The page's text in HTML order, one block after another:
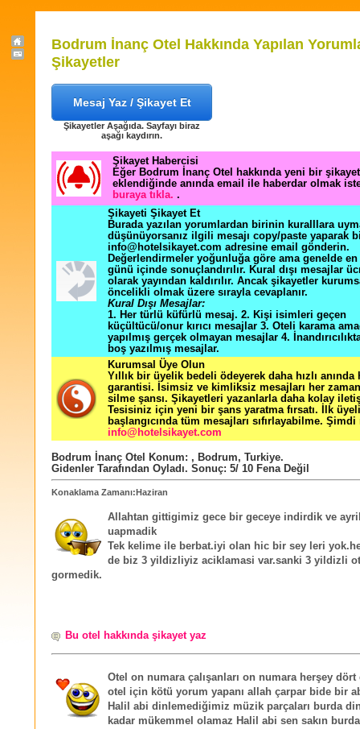
Bodrum İnanç Otel Hakkında Yapılan
Şikayetler
Mesaj Yaz / Şikayet Et
Şikayetler Aşağıda. Sayfayı biraz
aşağı kaydırın.
Şikayet Habercisi
Eğer Bodrum İnanç Otel hakkında yeni bir
eklendiğinde anında email ile haberdar olmak
buraya tıkla. .
Şikayeti Şikayet Et
Burada yazılan yorumlardan birinin kuralllara
düşünüyorsanız ilgili mesajı copy/paste yaparak
info@hotelsikayet.com adresine email gönderin.
Değerlendirmeler yoğunluğa göre ama genelde
günü içinde sonuçlandırılır. Kural dışı mesajlar
olarak yayından kaldırılır. Ancak şikayetler
öncelikli olmak üzere sırayla cevaplanır.
Kural Dışı Mesajlar:
1. Her türlü küfürlü mesaj. 2. Kişi isimleri geçen
küçültücü/onur kırıcı mesajlar 3. Oteli karama
yapılmış gerçek olmayan mesajlar 4.
boş yazılmış mesajlar.
Kurumsal Üye Olun
Yıllık bir üyelik bedeli ödeyerek daha hızlı
garantisi. İsimsiz ve kimliksiz mesajları her zaman
silme şansı. Şikayetleri yazanlarla daha kolay
Tesisiniz için yeni bir şans yaratma fırsatı. İlk
başlangıcında tüm mesajları sıfırlayabilme. Şimdi
info@hotelsikayet.com
Bodrum İnanç Otel Konum: , Bodrum, Turkiye.
Gidenler Tarafından Oyladı. Sonuç: 5/ 10 Fena Değil
Konaklama Zamanı:Haziran
Allahtan gittigimiz gece bir geceye indirdik ve
uapmadik
Tek kelime ile berbat.iyi olan hic bir sey leri
de biz 3 yildizliyiz aciklamasi var.sanki 3 yildizli
gormedik.
Bu otel hakkında şikayet yaz
Otel on numara çalışanları on numara herşey
otel için kötü yorum yapanı allah çarpar bide bir
Halil abi dinlemediğimiz müzik parçaları burda
kadar mükemmel olamaz Halil abi sen sakın